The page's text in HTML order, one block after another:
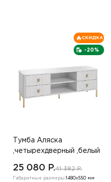
-20%
СКИДКА
Тумба Аляска
,четырехдверный ,белый
25 080 P.41 382 P.
Габаритные размеры: 1480х550 мм